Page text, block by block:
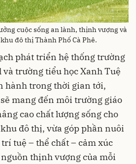
cuộc sống an lành, thịnh vượng và
đô thị Thành Phố Cà Phê.
phát triển hệ thống trường
trường tiểu học Xanh Tuệ
hành trong thời gian tới,
mang đến môi trường giáo
cao chất lượng sống cho
đô thị, vừa góp phần nuôi
tuệ – thể chất – cảm xúc
thịnh vượng của mỗi